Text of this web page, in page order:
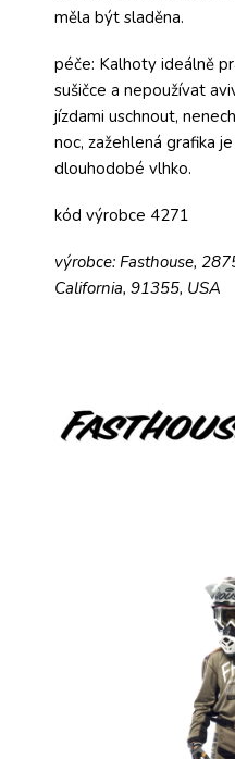
měla být sladěna.
péče: Kalhoty ideálně
sušičce a nepoužívat
jízdami uschnout,
noc, zažehlená grafika
dlouhodobé vlhko.
kód výrobce 4271
výrobce: Fasthouse,
California, 91355, USA